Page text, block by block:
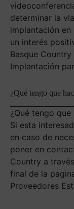
determinar la
implantación en
un interés
Basque
Implantación
¿Qué tengo que
¿Qué tengo
Si esta
en caso de
poner en
Country a
final de la
Proveedores